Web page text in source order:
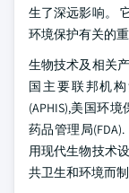
生了深远影响。
环境保护有关的
生物技术及相关
国主要联邦机
(APHIS),美国环
药品管理局
用现代生物技术
共卫生和环境而